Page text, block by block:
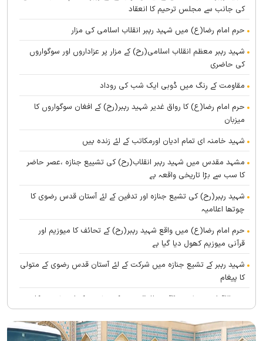
کی جانب سے مجلس ترحیم کا انعقاد
حرم امام رضا(ع) میں شہید رہبر انقلاب اسلامی کی مزار
شہید رہبر معظم انقلاب اسلامی(رح) کے مزار پر عزاداروں اور سوگواروں
کی حاضری
مقاومت کے رنگ میں ڈوبی ایک شب کی روداد
حرم امام رضا(ع) کا رواق غدیر شہید رہبر(رح) کے افغان سوگواروں کا
میزبان
شہید خامنہ ای تمام ادیان اورمکاتب کے لئے زندہ ہيں
مشہد مقدس میں شہید رہبر انقلاب(رح) کی تشییع جنازہ ،عصر حاضر
کا سب سے بڑا تاریخی واقعہ ہے
شہید رہبر(رح) کی تشیع جنازہ اور تدفین کے لئے آستان قدس رضوی کا
چوتھا اعلامیہ
حرم امام رضا(ع) میں واقع شہید رہبر(رح) کے تحائف کا میوزیم اور
قرآنی میوزیم کھول دیا گیا ہے
شہید رہبر کے تشیع جنازہ میں شرکت کے لئے آستان قدس رضوی کے متولی
کا پیغام
بین الاقوامی سطح پر ’’قومو للہ‘‘ نعرے کی تشریح کے لئے نشست کا
انعقاد
’’قائد الامۃ‘‘ کے عنوان سے لائیو ٹی وی پروگرام